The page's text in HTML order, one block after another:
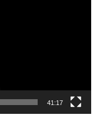
41:17